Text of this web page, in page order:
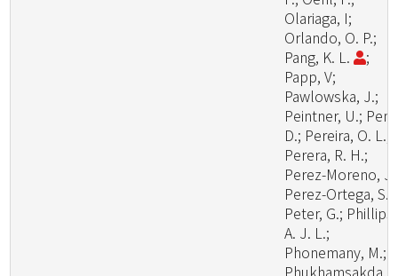
Olariaga, I;
Orlando, O. P.;
Pang, K. L.
;
Papp, V;
Pawlowska, J.;
Peintner, U.;
D.; Pereira, O. L.;
Perera, R. H.;
Perez-Moreno,
Perez-Ortega, S.;
Peter, G.; Phillips,
A. J. L.;
Phonemany, M.;
Phukhamsakda,